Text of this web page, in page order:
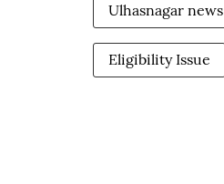
Ulhasnagar news
Eligibility Issue